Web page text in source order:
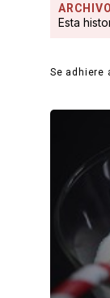
ARCHIVO
Esta
Se adhiere